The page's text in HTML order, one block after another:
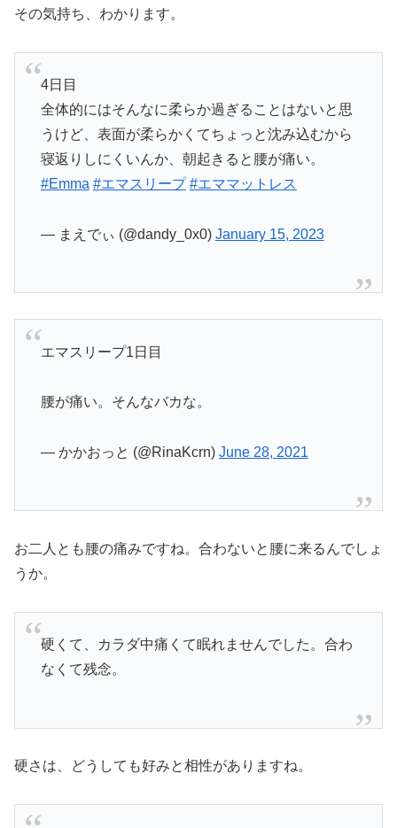
その気持ち、わかります。
4日目
全体的にはそんなに柔らか過ぎることはないと思
うけど、表面が柔らかくてちょっと沈み込むから
寝返りしにくいんか、朝起きると腰が痛い。
#Emma #エマスリープ #エママットレス
— まえでぃ (@dandy_0x0) January 15, 2023
エマスリープ1日目
腰が痛い。そんなバカな。
— かかおっと (@RinaKcrn) June 28, 2021
お二人とも腰の痛みですね。合わないと腰に来るんでしょ
うか。
硬くて、カラダ中痛くて眠れませんでした。合わ
なくて残念。
硬さは、どうしても好みと相性がありますね。